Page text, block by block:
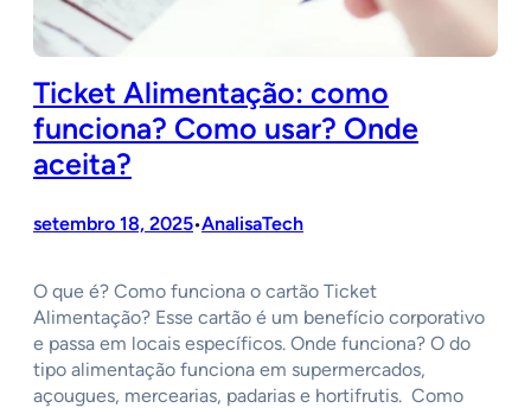
Ticket Alimentação: como
funciona? Como usar? Onde
aceita?
setembro 18, 2025•AnalisaTech
O que é? Como funciona o cartão Ticket
Alimentação? Esse cartão é um benefício corporativo
e passa em locais específicos. Onde funciona? O do
tipo alimentação funciona em supermercados,
açougues, mercearias, padarias e hortifrutis. Como